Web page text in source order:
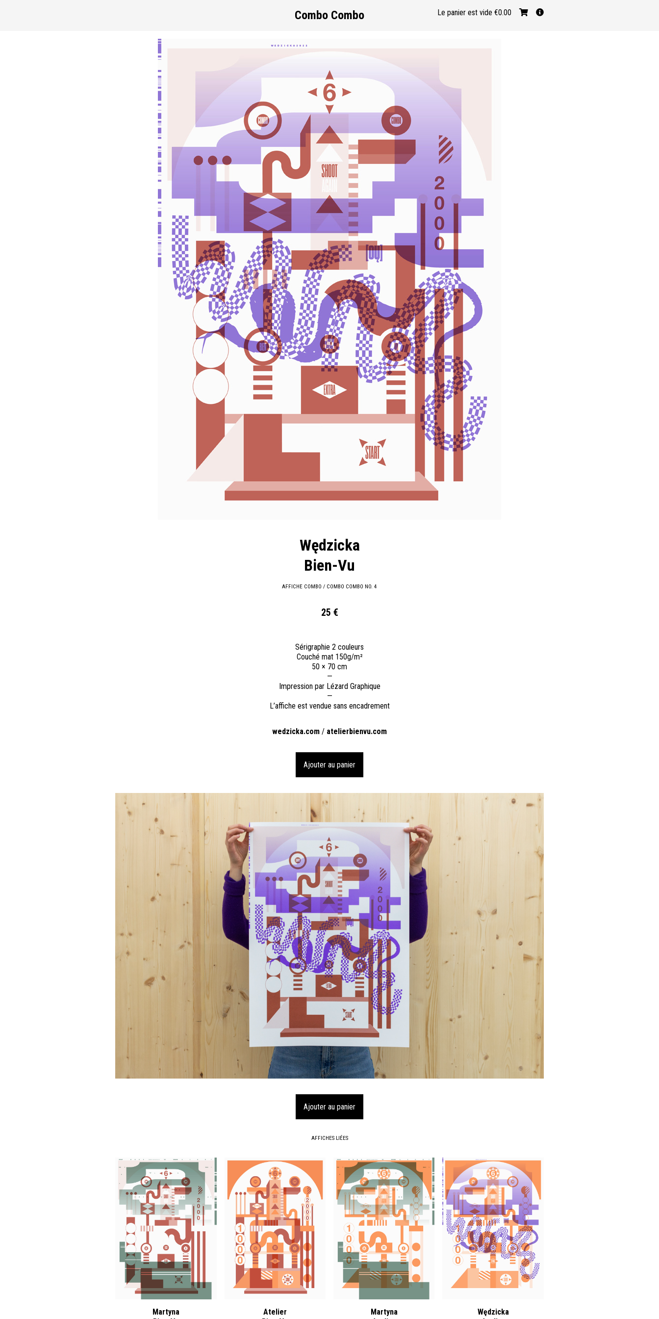
Combo Combo Le panier est vide €0.00
Wędzicka
Bien-Vu
AFFICHE COMBO / COMBO COMBO NO. 4
25 €
Sérigraphie 2 couleurs
Couché mat 150g/m²
50 × 70 cm
—
Impression par Lézard Graphique
—
L’affiche est vendue sans encadrement
wedzicka.com / atelierbienvu.com
AFFICHES LIÉES
Martyna
Atelier
Martyna
Wędzicka